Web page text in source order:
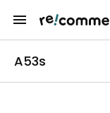
A53s